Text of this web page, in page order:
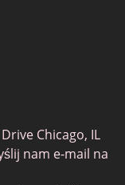
Chicago, IL
nam e-mail na